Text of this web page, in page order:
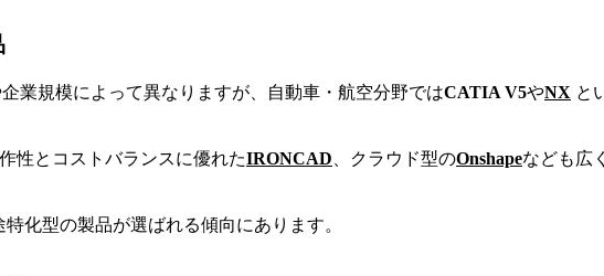
業規模によって異なりますが、自動車・航空分野ではCATIA V5やNX と
性とコストバランスに優れたIRONCAD 、クラウド型のOnshapeなども広
特化型の製品が選ばれる傾向にあります。